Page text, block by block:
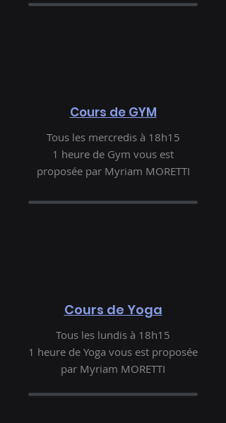
Cours de GYM
Tous les mercredis à 1 8h15
1 heure de Gym vous est
proposée par Myriam MORETTI
Cours de Yoga
Tous les lundis à 18h15
1 heure de Yoga vous est proposée
par Myriam MORETTI